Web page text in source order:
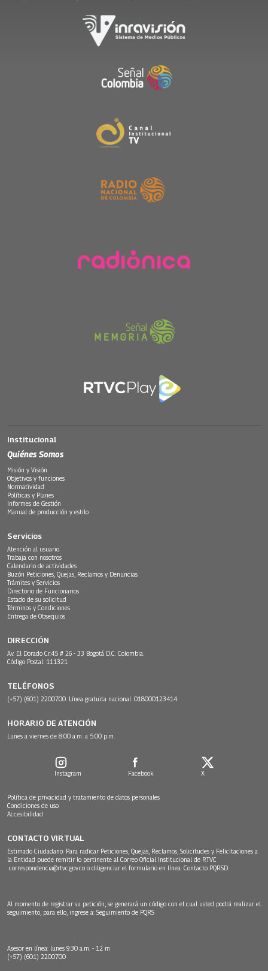
Institucional
Quiénes Somos
Misión y Visión
Objetivos y funciones
Normatividad
Políticas y Planes
Informes de Gestión
Manual de producción y estilo
Servicios
Atención al usuario
Trabaja con nosotros
Calendario de actividades
Buzón Peticiones, Quejas, Reclamos y Denuncias
Trámites y Servicios
Directorio de Funcionarios
Estado de su solicitud
Términos y Condiciones
Entrega de Obsequios
DIRECCIÓN
Av. El Dorado Cr.45 # 26 - 33 Bogotá D.C. Colombia.
Código Postal: 111321
TELÉFONOS
(+57) (601) 2200700. Línea gratuita nacional: 018000123414
HORARIO DE ATENCIÓN
Lunes a viernes de 8:00 a.m. a 5:00 p.m.
Instagram Facebook X
Política de privacidad y tratamiento de datos personales
Condiciones de uso
Accesibilidad
CONTACTO VIRTUAL
Estimado Ciudadano: Para radicar Peticiones, Quejas, Reclamos, Solicitudes y Felicitaciones a
la Entidad puede remitir lo pertinente al Correo Oficial Institucional de RTVC
correspondencia@rtvc.gov.co o diligenciar el formulario en línea: Contacto PQRSD.
Al momento de registrar su petición, se generará un código con el cual usted podrá realizar el
seguimiento, para ello, ingrese a: Seguimiento de PQRS
Asesor en línea: lunes 9:30 a.m. - 12 m
(+57) (601) 2200700